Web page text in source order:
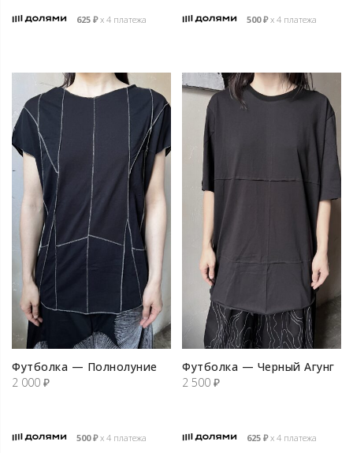
625 ₽х 4 платежа 500₽х 4 платежа
Футболка — Полнолуние
2 000 ₽
500₽х 4 платежа
Футболка — Черный Агунг
2 500 ₽
625 ₽х 4 платежа